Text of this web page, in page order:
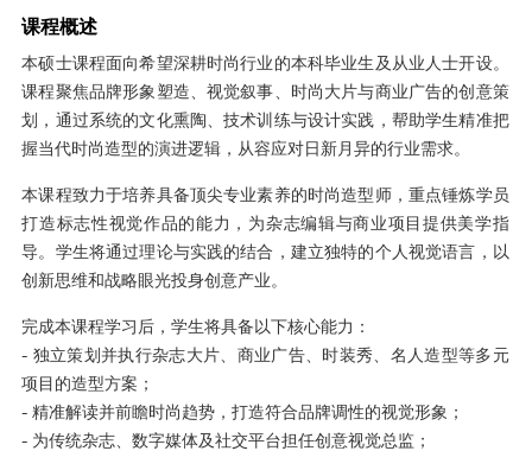
课程概述
本硕士课程面向希望深耕时尚行业的本科毕业生及从业人士开设。
课程聚焦品牌形象塑造、视觉叙事、时尚大片与商业广告的创意策
划，通过系统的文化熏陶、技术训练与设计实践，帮助学生精准把
握当代时尚造型的演进逻辑，从容应对日新月异的行业需求。
本课程致力于培养具备顶尖专业素养的时尚造型师，重点锤炼学员
打造标志性视觉作品的能力，为杂志编辑与商业项目提供美学指
导。学生将通过理论与实践的结合，建立独特的个人视觉语言，以
创新思维和战略眼光投身创意产业。
完成本课程学习后，学生将具备以下核心能力：
- 独立策划并执行杂志大片、商业广告、时装秀、名人造型等多元
项目的造型方案；
- 精准解读并前瞻时尚趋势，打造符合品牌调性的视觉形象；
- 为传统杂志、数字媒体及社交平台担任创意视觉总监；